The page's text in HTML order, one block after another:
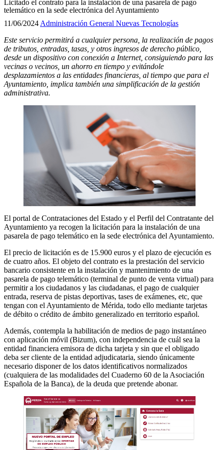
Licitado el contrato para la instalación de una pasarela de pago
telemático en la sede electrónica del Ayuntamiento
11/06/2024Administración General Nuevas Tecnologías
Este servicio permitirá a cualquier persona, la realización de pagos
de tributos, entradas, tasas, y otros ingresos de derecho público,
desde un dispositivo con conexión a Internet, consiguiendo para las
vecinas o vecinos, un ahorro en tiempo y evitándole
desplazamientos a las entidades financieras, al tiempo que para el
Ayuntamiento, implica también una simplificación de la gestión
administrativa.
El portal de Contrataciones del Estado y el Perfil del Contratante del
Ayuntamiento ya recogen la licitación para la instalación de una
pasarela de pago telemático en la sede electrónica del Ayuntamiento.
El precio de licitación es de 15.900 euros y el plazo de ejecución es
de cuatro años. El objeto del contrato es la prestación del servicio
bancario consistente en la instalación y mantenimiento de una
pasarela de pago telemático (terminal de punto de venta virtual) para
permitir a los ciudadanos y las ciudadanas, el pago de cualquier
entrada, reserva de pistas deportivas, tases de exámenes, etc, que
tengan con el Ayuntamiento de Mérida, todo ello mediante tarjetas
de débito o crédito de ámbito generalizado en territorio español.
Además, contempla la habilitación de medios de pago instantáneo
con aplicación móvil (Bizum), con independencia de cuál sea la
entidad financiera emisora de dicha tarjeta y sin que el obligado
deba ser cliente de la entidad adjudicataria, siendo únicamente
necesario disponer de los datos identificativos normalizados
(cualquiera de las modalidades del Cuaderno 60 de la Asociación
Española de la Banca), de la deuda que pretende abonar.